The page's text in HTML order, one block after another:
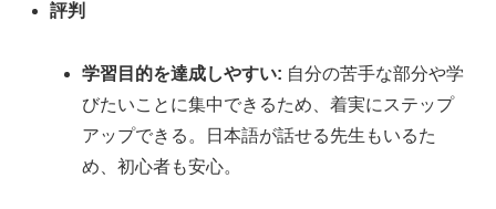
評判
学習目的を達成しやすい: 自分の苦手な部分や学
びたいことに集中できるため、着実にステップ
アップできる。日本語が話せる先生もいるた
め、初心者も安心。